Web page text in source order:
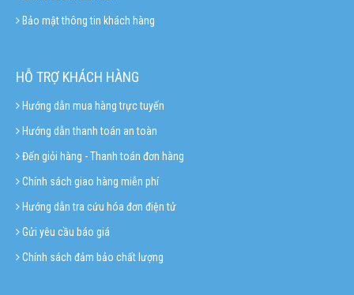
Bảo mật thông tin khách hàng
HỖ TRỢ KHÁCH HÀNG
Hướng dẫn mua hàng trực tuyến
Hướng dẫn thanh toán an toàn
Đến giỏi hàng - Thanh toán đơn hàng
Chính sách giao hàng miễn phí
Hướng dẫn tra cứu hóa đơn điện tử
Gửi yêu cầu báo giá
Chính sách đảm bảo chất lượng